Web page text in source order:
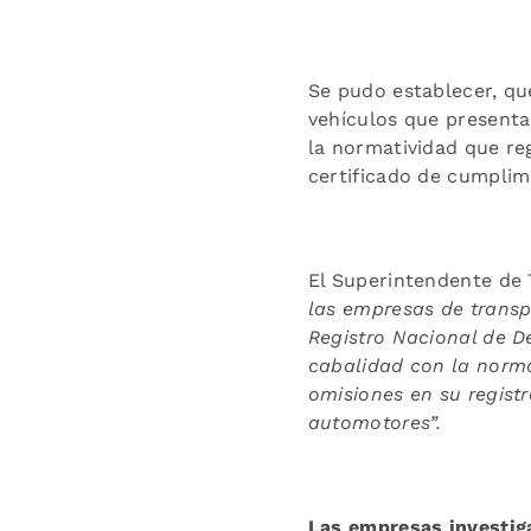
Se pudo establecer,
vehículos que
la normatividad que
certificado de
El Superintendente
las empresas de
Registro Nacional de
cabalidad con la
omisiones en su
automotores”.